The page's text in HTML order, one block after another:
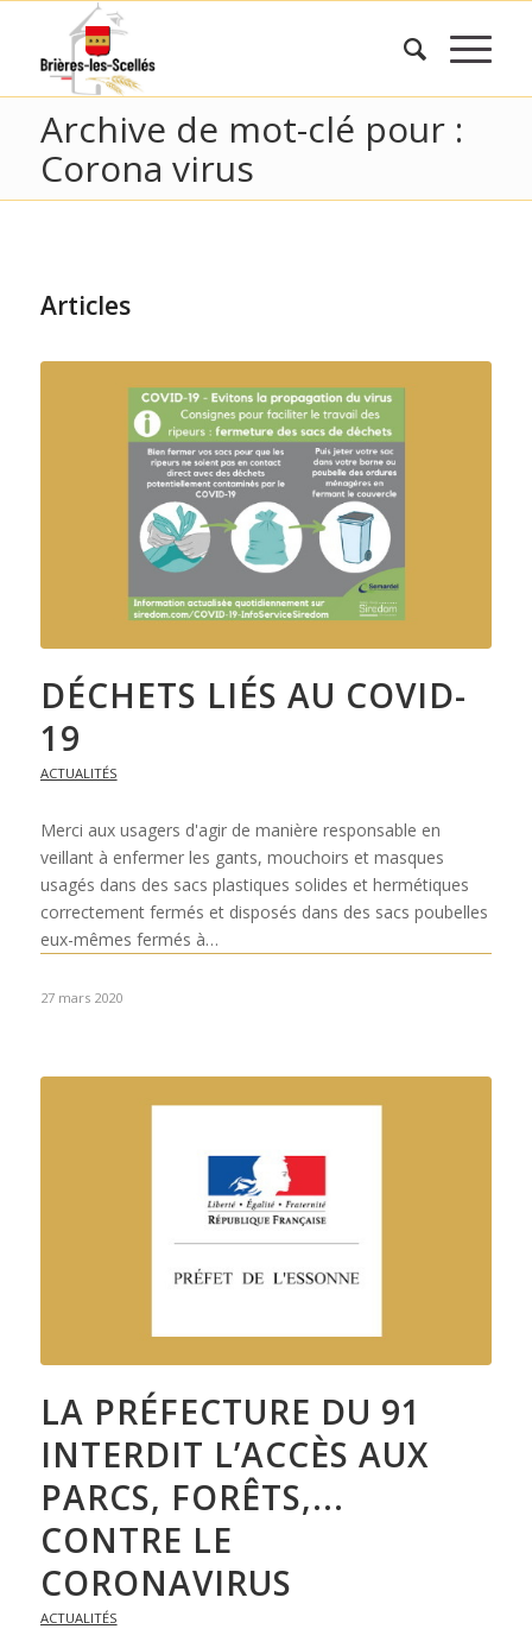
Archive de mot-clé pour :
Corona virus
Articles
DÉCHETS LIÉS AU COVID-
19
ACTUALITÉS
Merci aux usagers d'agir de manière responsable en
veillant à enfermer les gants, mouchoirs et masques
usagés dans des sacs plastiques solides et hermétiques
correctement fermés et disposés dans des sacs poubelles
eux-mêmes fermés à…
27 mars 2020
LA PRÉFECTURE DU 91
INTERDIT L’ACCÈS AUX
PARCS, FORÊTS,...
CONTRE LE
CORONAVIRUS
ACTUALITÉS